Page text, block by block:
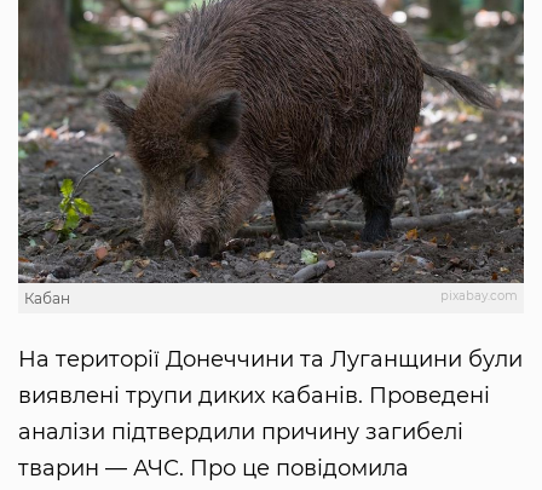
pixabay.com
Кабан
На території Донеччини та Луганщини були
виявлені трупи диких кабанів. Проведені
аналізи підтвердили причину загибелі
тварин — АЧС. Про це повідомила